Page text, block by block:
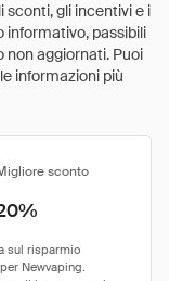
sconti, gli incentivi e i
informativo, passibili
non aggiornati. Puoi
informazioni più
sconto